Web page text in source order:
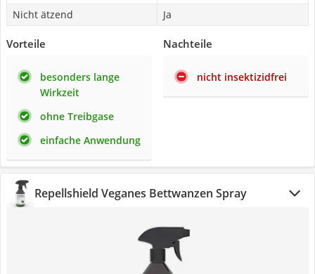
Nicht ätzend
Ja
Vorteile
besonders lange
Wirkzeit
ohne Treibgase
einfache Anwendung
Nachteile
nicht insektizidfrei
Repellshield Veganes Bettwanzen Spray